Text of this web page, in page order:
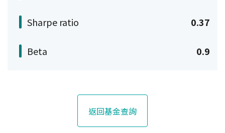
Sharpe ratio 0.37
Beta 0.9
返回基金查詢